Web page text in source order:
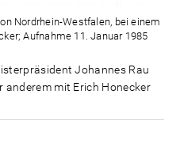
Nordrhein-Westfalen, bei einem
Aufnahme 11. Januar 1985
Johannes Rau
mit Erich Honecker